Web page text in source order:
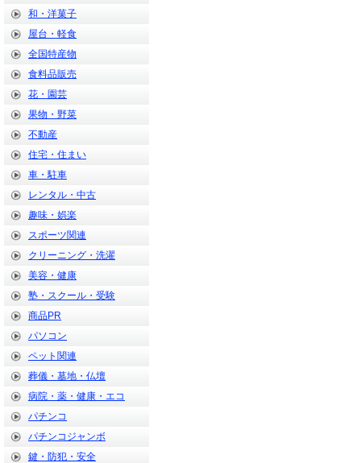
和・洋菓子
屋台・軽食
全国特産物
食料品販売
花・園芸
果物・野菜
不動産
住宅・住まい
車・駐車
レンタル・中古
趣味・娯楽
スポーツ関連
クリーニング・洗濯
美容・健康
塾・スクール・受験
商品PR
パソコン
ペット関連
葬儀・墓地・仏壇
病院・薬・健康・エコ
パチンコ
パチンコジャンボ
鍵・防犯・安全